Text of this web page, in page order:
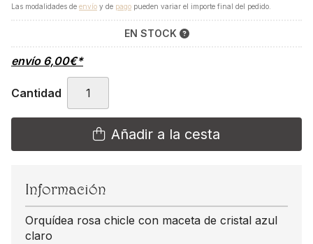
Las modalidades de envío y de pago pueden variar el importe final del pedido.
EN STOCK
envío 6,00€*
Cantidad
Añadir a la cesta
Información
Orquídea rosa chicle con maceta de cristal azul
claro